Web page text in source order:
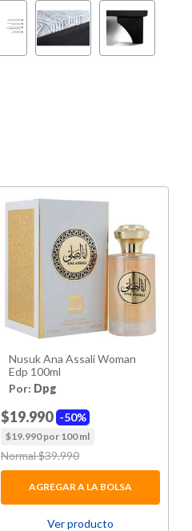
Nusuk Ana Assali Woman
Edp 100ml
Por: Dpg
50%
$19.990
$19.990 por 100 ml
Price reduced from
Normal $39.990
AGREGAR A LA BOLSA
Ver producto